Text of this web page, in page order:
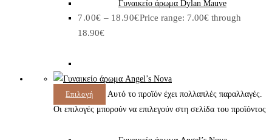
Γυναικείο άρωμα Dylan Mauve
7.00€ – 18.90€Price range: 7.00€ through
18.90€
Επιλογή
Αυτό το προϊόν έχει πολλαπλές παραλλαγές.
Οι επιλογές μπορούν να επιλεγούν στη σελίδα του προϊόντος